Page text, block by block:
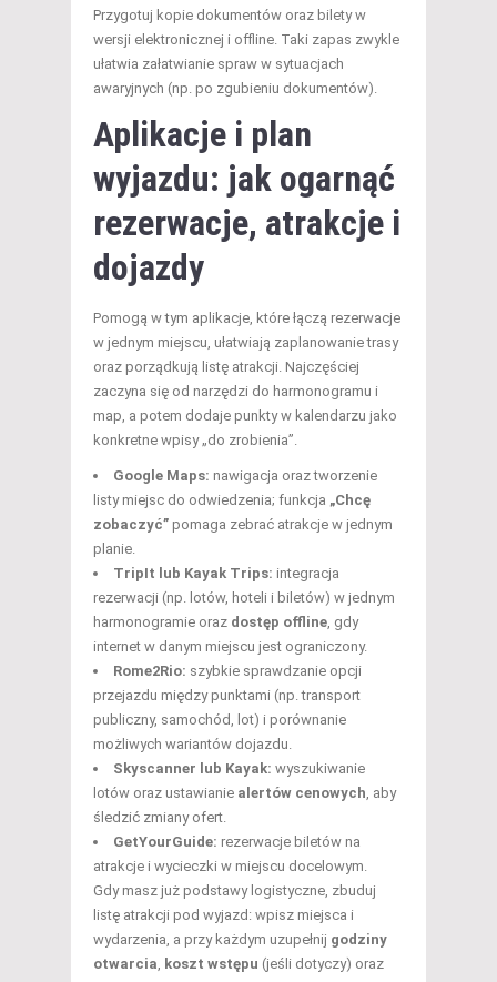
Przygotuj kopie dokumentów oraz bilety w
wersji elektronicznej i offline. Taki zapas zwykle
ułatwia załatwianie spraw w sytuacjach
awaryjnych (np. po zgubieniu dokumentów).
Aplikacje i plan
wyjazdu: jak ogarnąć
rezerwacje, atrakcje i
dojazdy
Pomogą w tym aplikacje, które łączą rezerwacje
w jednym miejscu, ułatwiają zaplanowanie trasy
oraz porządkują listę atrakcji. Najczęściej
zaczyna się od narzędzi do harmonogramu i
map, a potem dodaje punkty w kalendarzu jako
konkretne wpisy „do zrobienia”.
Google Maps: nawigacja oraz tworzenie
listy miejsc do odwiedzenia; funkcja „Chcę
zobaczyć” pomaga zebrać atrakcje w jednym
planie.
TripIt lub Kayak Trips: integracja
rezerwacji (np. lotów, hoteli i biletów) w jednym
harmonogramie oraz dostęp offline , gdy
internet w danym miejscu jest ograniczony.
Rome2Rio: szybkie sprawdzanie opcji
przejazdu między punktami (np. transport
publiczny, samochód, lot) i porównanie
możliwych wariantów dojazdu.
Skyscanner lub Kayak: wyszukiwanie
lotów oraz ustawianie alertów cenowych , aby
śledzić zmiany ofert.
GetYourGuide: rezerwacje biletów na
atrakcje i wycieczki w miejscu docelowym.
Gdy masz już podstawy logistyczne, zbuduj
listę atrakcji pod wyjazd: wpisz miejsca i
wydarzenia, a przy każdym uzupełnij godziny
otwarcia
koszt wstępu (jeśli dotyczy) oraz